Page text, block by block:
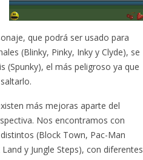
que podrá ser usado para
(Blinky, Pinky, Inky y Clyde), se
(Spunky), el más peligroso ya que
más mejoras aparte del
Nos encontramos con
(Block Town, Pac-Man
y Jungle Steps), con diferentes